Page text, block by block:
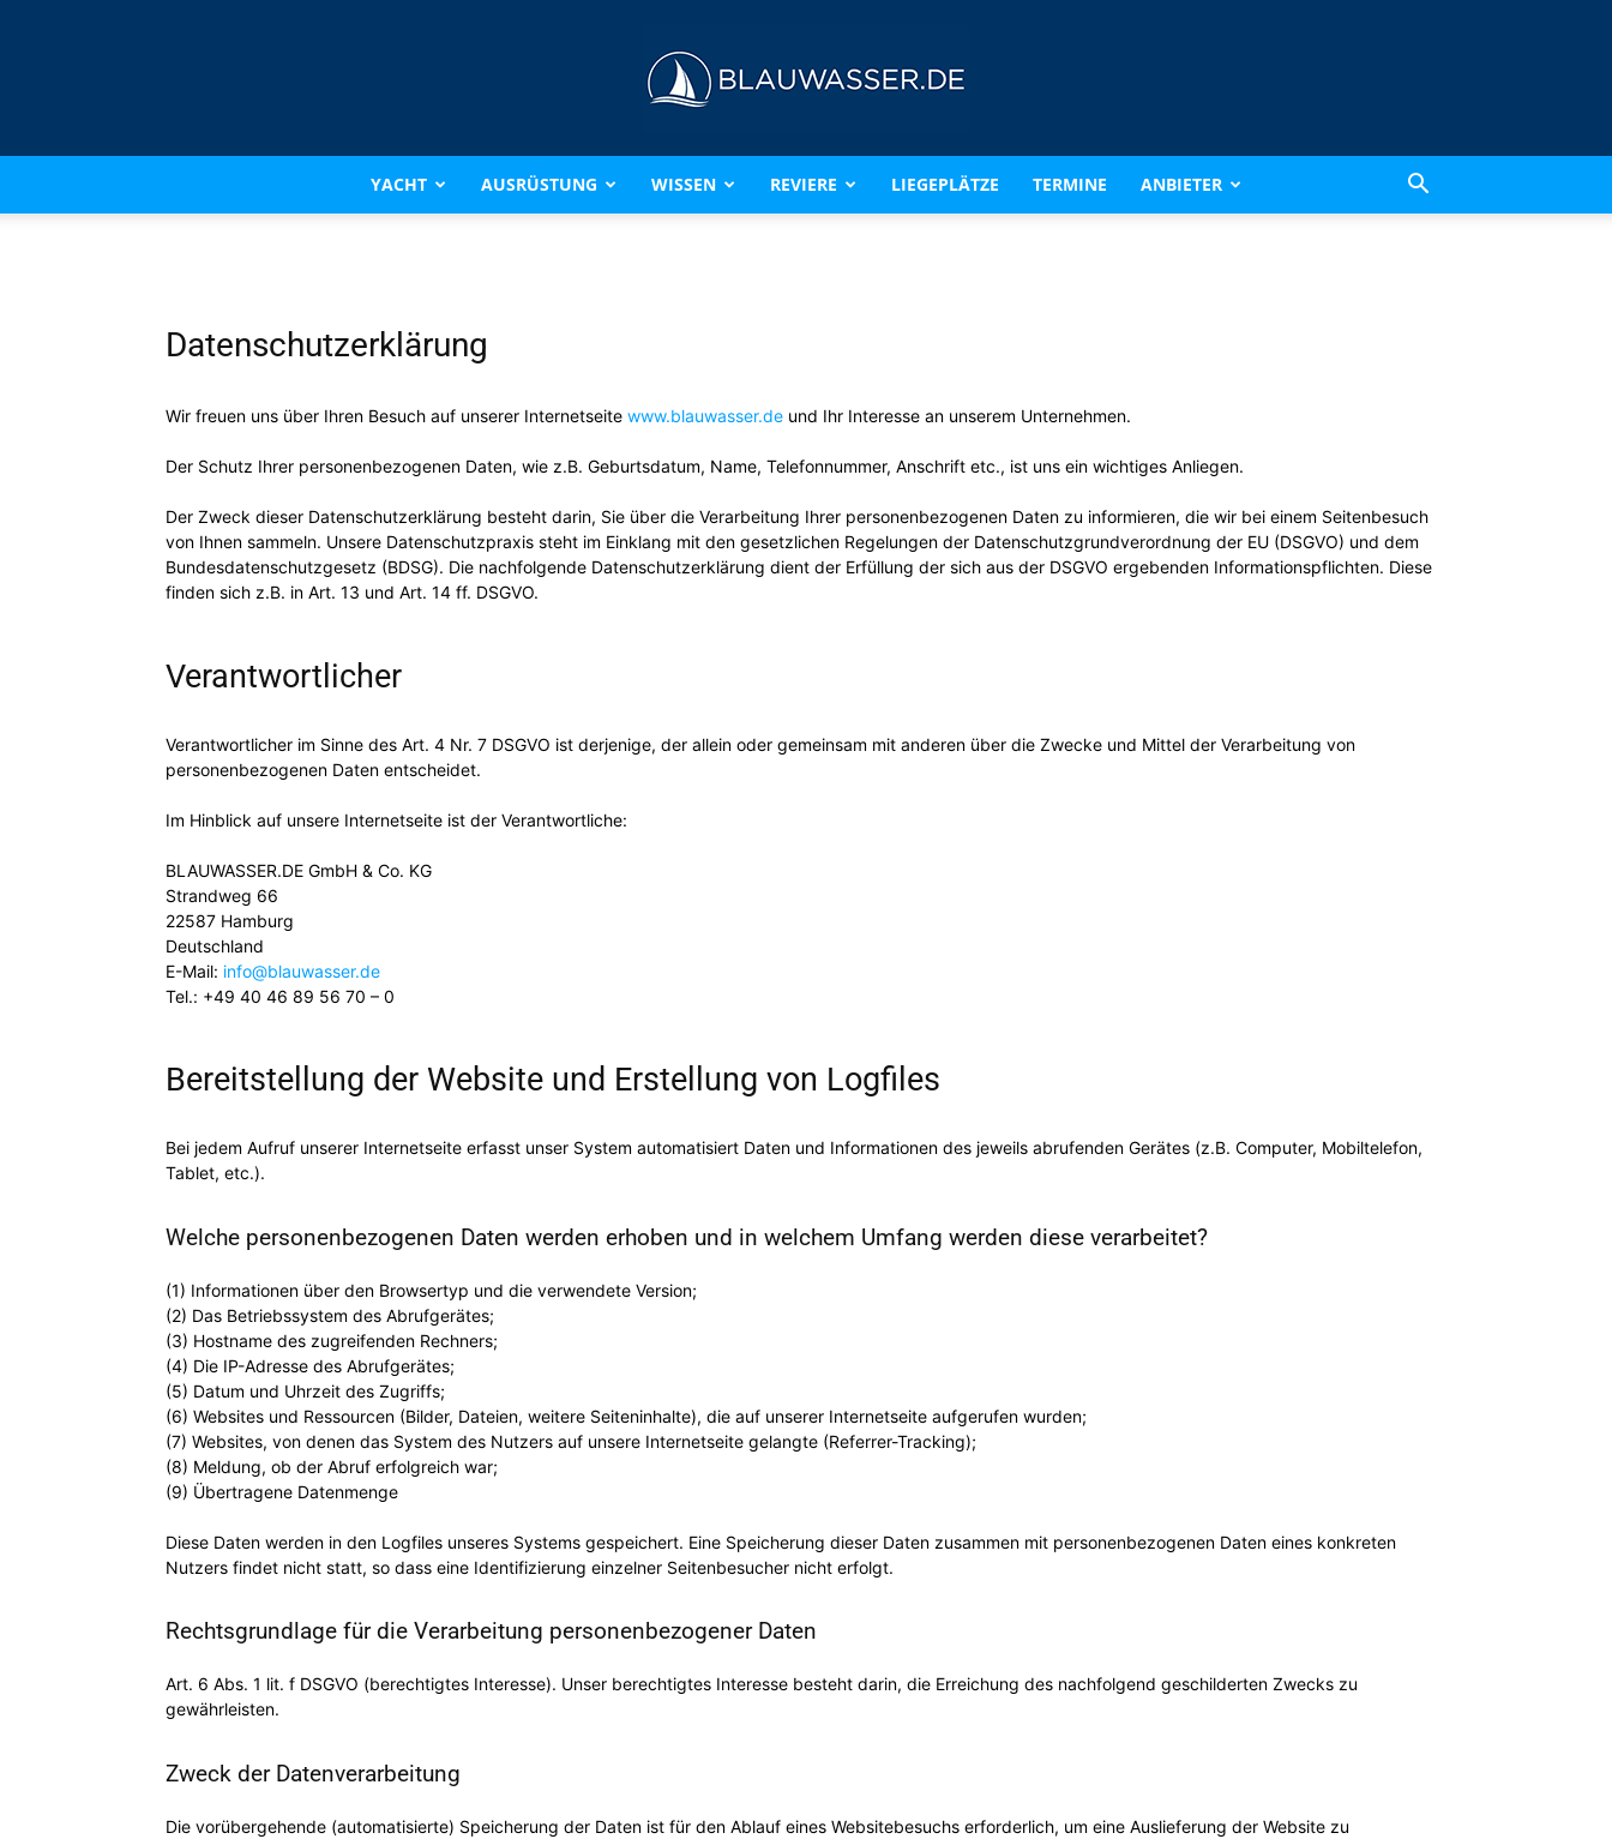
BLAUWASSER.DE
YACHT AUSRÜSTUNG WISSEN REVIERE LIEGEPLÄTZE TERMINE ANBIETER
Datenschutzerklärung
Wir freuen uns über Ihren Besuch auf unserer Internetseite www.blauwasser.de und Ihr Interesse an unserem Unternehmen.
Der Schutz Ihrer personenbezogenen Daten, wie z.B. Geburtsdatum, Name, Telefonnummer, Anschrift etc., ist uns ein wichtiges Anliegen.
Der Zweck dieser Datenschutzerklärung besteht darin, Sie über die Verarbeitung Ihrer personenbezogenen Daten zu informieren, die wir bei einem Seitenbesuch
von Ihnen sammeln. Unsere Datenschutzpraxis steht im Einklang mit den gesetzlichen Regelungen der Datenschutzgrundverordnung der EU (DSGVO) und dem
Bundesdatenschutzgesetz (BDSG). Die nachfolgende Datenschutzerklärung dient der Erfüllung der sich aus der DSGVO ergebenden Informationspflichten. Diese
finden sich z.B. in Art. 13 und Art. 14 ff. DSGVO.
Verantwortlicher
Verantwortlicher im Sinne des Art. 4 Nr. 7 DSGVO ist derjenige, der allein oder gemeinsam mit anderen über die Zwecke und Mittel der Verarbeitung von
personenbezogenen Daten entscheidet.
Im Hinblick auf unsere Internetseite ist der Verantwortliche:
BLAUWASSER.DE GmbH & Co. KG
Strandweg 66
22587 Hamburg
Deutschland
E-Mail: info@blauwasser.de
Tel.: +49 40 46 89 56 70 – 0
Bereitstellung der Website und Erstellung von Logfiles
Bei jedem Aufruf unserer Internetseite erfasst unser System automatisiert Daten und Informationen des jeweils abrufenden Gerätes (z.B. Computer, Mobiltelefon,
Tablet, etc.).
Welche personenbezogenen Daten werden erhoben und in welchem Umfang werden diese verarbeitet?
(1) Informationen über den Browsertyp und die verwendete Version;
(2) Das Betriebssystem des Abrufgerätes;
(3) Hostname des zugreifenden Rechners;
(4) Die IP-Adresse des Abrufgerätes;
(5) Datum und Uhrzeit des Zugriffs;
(6) Websites und Ressourcen (Bilder, Dateien, weitere Seiteninhalte), die auf unserer Internetseite aufgerufen wurden;
(7) Websites, von denen das System des Nutzers auf unsere Internetseite gelangte (Referrer-Tracking);
(8) Meldung, ob der Abruf erfolgreich war;
(9) Übertragene Datenmenge
Diese Daten werden in den Logfiles unseres Systems gespeichert. Eine Speicherung dieser Daten zusammen mit personenbezogenen Daten eines konkreten
Nutzers findet nicht statt, so dass eine Identifizierung einzelner Seitenbesucher nicht erfolgt.
Rechtsgrundlage für die Verarbeitung personenbezogener Daten
Art. 6 Abs. 1 lit. f DSGVO (berechtigtes Interesse). Unser berechtigtes Interesse besteht darin, die Erreichung des nachfolgend geschilderten Zwecks zu
gewährleisten.
Zweck der Datenverarbeitung
Die vorübergehende (automatisierte) Speicherung der Daten ist für den Ablauf eines Websitebesuchs erforderlich, um eine Auslieferung der Website zu